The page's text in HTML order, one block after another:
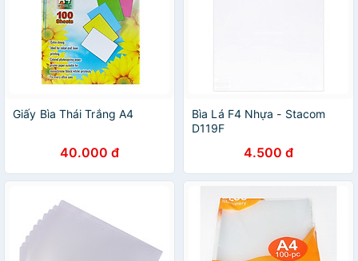
Giấy Bìa Thái Trắng A4
40.000 đ
Bìa Lá F4 Nhựa - Stacom
D119F
4.500 đ